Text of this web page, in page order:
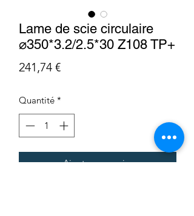
Lame de scie circulaire
⌀350*3.2/2.5*30 Z108 TP+
241,74 €Prix
Quantité *
Ajouter au panier